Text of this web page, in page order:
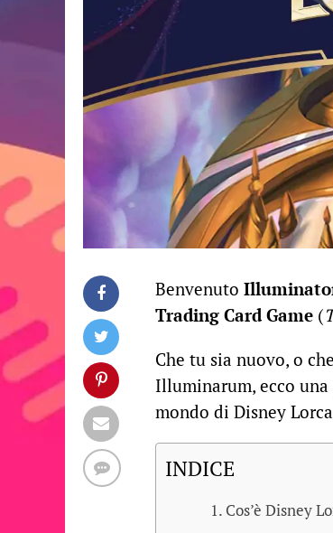
Benvenuto
Trading Card Game (
Che tu sia nuovo, o
Illuminarum, ecco
mondo di Disney
INDICE
Cos’è Disney